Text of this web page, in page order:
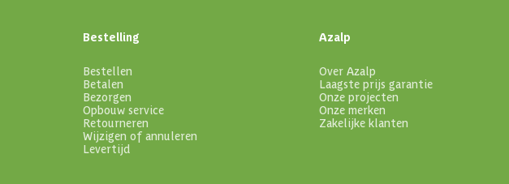
Bestelling
Bestellen
Betalen
Bezorgen
Opbouw service
Retourneren
Wijzigen of annuleren
Levertijd
Azalp
Over Azalp
Laagste prijs garantie
Onze projecten
Onze merken
Zakelijke klanten